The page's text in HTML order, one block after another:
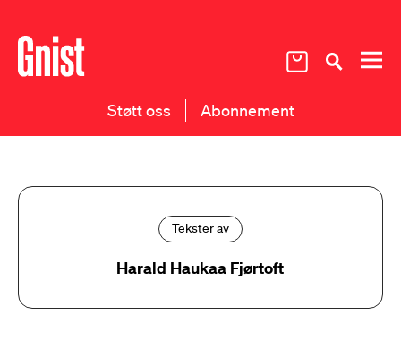
Støtt oss Abonnement
Tekster av
Harald Haukaa Fjørtoft